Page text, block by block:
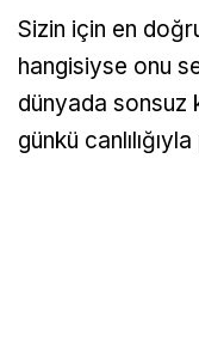
Sizin için en
hangisiyse onu
dünyada sonsuz
günkü